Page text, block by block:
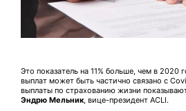
Это показатель на 11% больше, чем в 2020
выплат может быть частично связано с
выплаты по страхованию жизни
Эндрю Мельник, вице-президент ACLI.